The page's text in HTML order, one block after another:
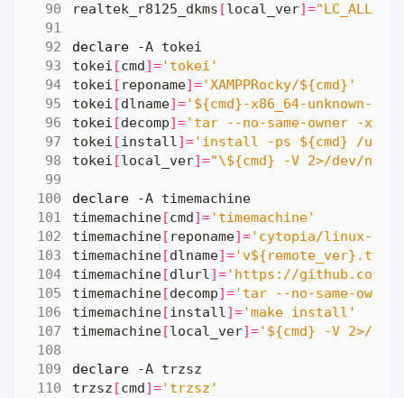
realtek_r8125_dkms [local_ver]=
declare
tokei [cmd ]='tokei'
tokei [ reponame]='XAMPPRocky/${cmd}'
tokei [dlname]='${cmd}-x86_64-unknown-
tokei [decomp]='tar --no-same-owner -xf
tokei [install]='install -ps ${cmd} /usr/
tokei [local_ver]="\${cmd} -V 2>/dev/
declare
timemachine [cmd ]='timemachine'
timemachine [ reponame]='cytopia/linux-
timemachine [dlname]=
timemachine [dlurl]='https://github.com/
timemachine [decomp]='tar --no-same-
timemachine [install]='make install'
timemachine [local_ver]='${cmd} -V 2>/
declare
trzsz [cmd ]='trzsz'